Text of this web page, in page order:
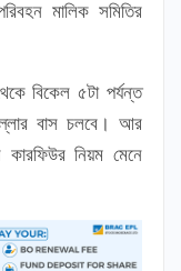
মালিক সমিতির
বিকেল ৫টা পর্যন্ত
বাস চলবে। আর
নিয়ম মেনে